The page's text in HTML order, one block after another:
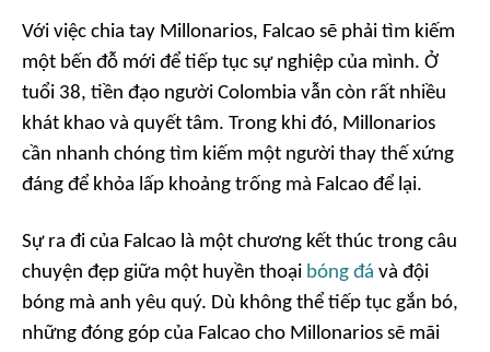
Với việc chia tay Millonarios, Falcao sẽ phải tìm kiếm
một bến đỗ mới để tiếp tục sự nghiệp của mình. Ở
tuổi 38, tiền đạo người Colombia vẫn còn rất nhiều
khát khao và quyết tâm. Trong khi đó, Millonarios
cần nhanh chóng tìm kiếm một người thay thế xứng
đáng để khỏa lấp khoảng trống mà Falcao để lại.
Sự ra đi của Falcao là một chương kết thúc trong câu
chuyện đẹp giữa một huyền thoại bóng đá và đội
bóng mà anh yêu quý. Dù không thể tiếp tục gắn bó,
những đóng góp của Falcao cho Millonarios sẽ mãi